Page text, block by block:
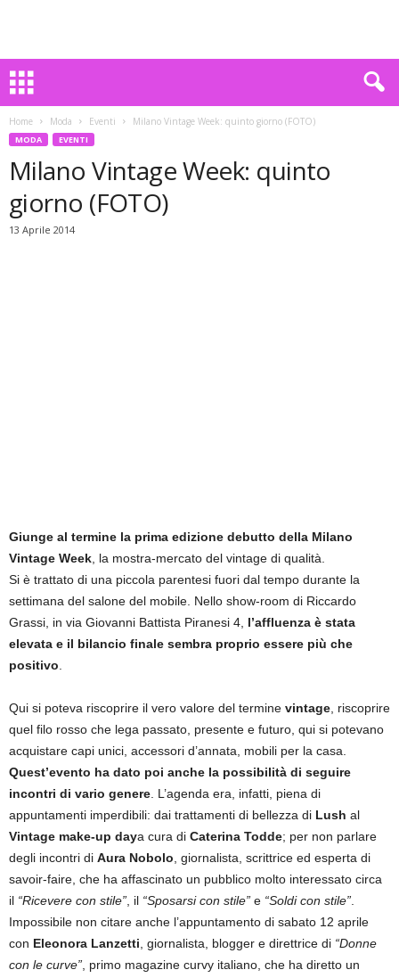
Home Moda Eventi Milano Vintage Week: quinto giorno (FOTO)
MODA EVENTI
Milano Vintage Week: quinto
giorno (FOTO)
13 Aprile 2014
Giunge al termine la prima edizione debutto della Milano
Vintage Week , la mostra-mercato del vintage di qualità.
Si è trattato di una piccola parentesi fuori dal tempo durante la
settimana del salone del mobile. Nello show-room di Riccardo
Grassi, in via Giovanni Battista Piranesi 4, l’affluenza è stata
elevata e il bilancio finale sembra proprio essere più che
positivo
Qui si poteva riscoprire il vero valore del termine vintage , riscoprire
quel filo rosso che lega passato, presente e futuro, qui si potevano
acquistare capi unici, accessori d’annata, mobili per la casa.
Quest’evento ha dato poi anche la possibilità di seguire
incontri di vario genere . L’agenda era, infatti, piena di
appuntamenti imperdibili: dai trattamenti di bellezza di Lush al
Vintage make-up daya cura di Caterina Todde; per non parlare
degli incontri di Aura Nobolo , giornalista, scrittrice ed esperta di
savoir-faire, che ha affascinato un pubblico molto interessato circa
il “Ricevere con stile” , il “Sposarsi con stile” e “Soldi con stile”
Impossibile non citare anche l’appuntamento di sabato 12 aprile
con Eleonora Lanzetti , giornalista, blogger e direttrice di “Donne
con le curve” , primo magazine curvy italiano, che ha diretto un